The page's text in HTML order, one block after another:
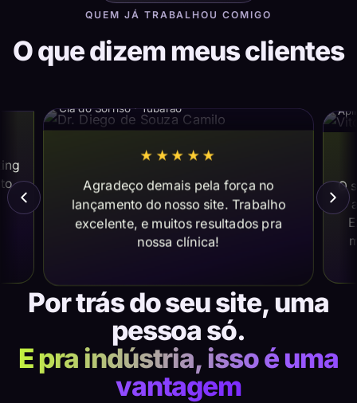
QUEM JÁ TRABALHOU COMIGO
O que dizem meus clientes
Cia do Sorriso · Tubarão
★★★★★
Agradeço demais pela força no
lançamento do nosso site. Trabalho
excelente, e muitos resultados pra
nossa clínica!
O
Por trás do seu site, uma
pessoa só.
E pra indústria, isso é uma
vantagem